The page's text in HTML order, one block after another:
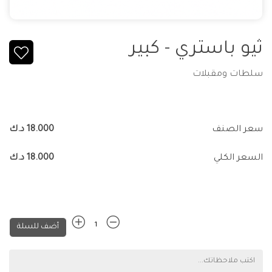
ثيو باستري - كبير
سلطات ومقبلات
سعر الصنف 18.000 د.ك
السعر الكلي 18.000 د.ك
أضف للسلة